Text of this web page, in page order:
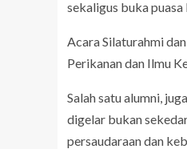
sekaligus buka
Acara Silaturahmi
Perikanan dan Ilmu
Salah satu alumni,
digelar bukan
persaudaraan dan